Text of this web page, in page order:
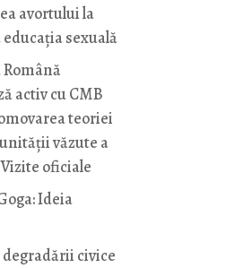
avortului la
sexuală
activ cu CMB
teoriei
văzute a
oficiale
Ideia
civice